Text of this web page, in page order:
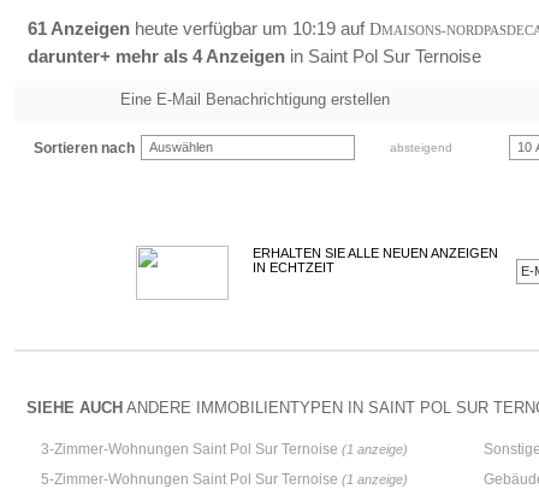
61 Anzeigen heute verfügbar um 10:19 auf DMAISONS-
darunter+ mehr als 4 Anzeigen in Saint Pol Sur Ternoise
Eine E-Mail Benachrichtigung erstellen
Informationen drucken
Sortieren nach Auswählen absteigend 10
ERHALTEN SIE ALLE NEUEN ANZEIGEN
IN ECHTZEIT
SIEHE AUCH ANDERE IMMOBILIENTYPEN IN SAINT POL SUR
3-Zimmer-Wohnungen Saint Pol Sur Ternoise (1 anzeige)
5-Zimmer-Wohnungen Saint Pol Sur Ternoise (1 anzeige)